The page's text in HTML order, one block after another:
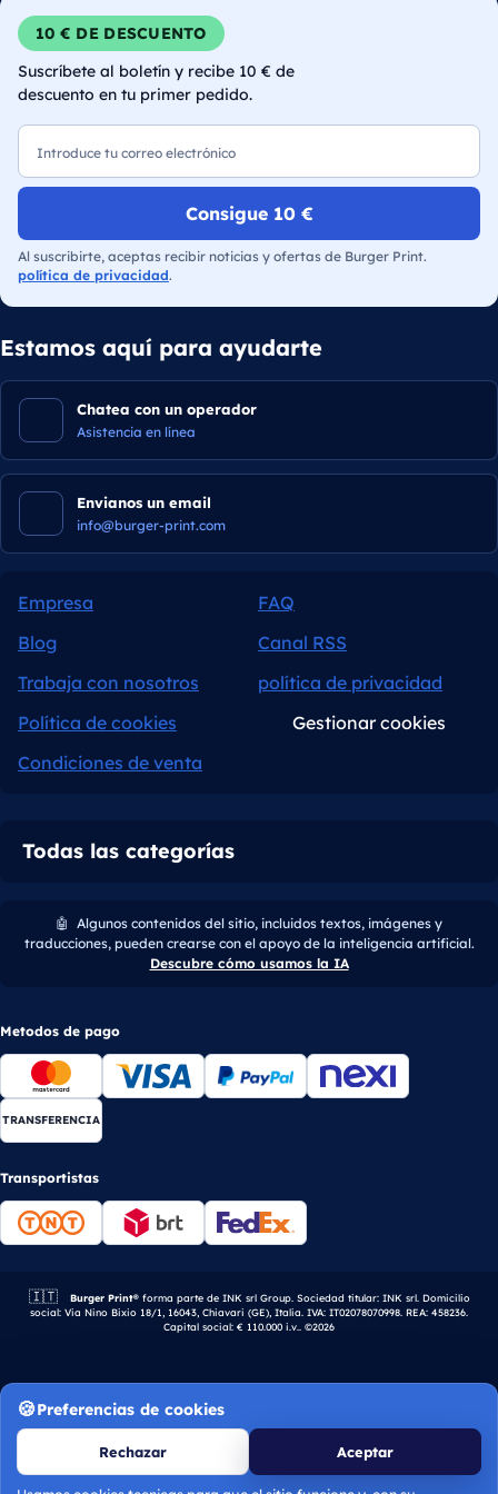
10 € DE DESCUENTO
Suscríbete al boletín y recibe 10 € de
descuento en tu primer pedido.
Consigue 10 €
Al suscribirte, aceptas recibir noticias y ofertas de Burger Print.
política de privacidad.
Estamos aquí para ayudarte
Chatea con un operador
Asistencia en línea
Envianos un email
info@burger-print.com
Empresa
FAQ
Blog
Canal RSS
Trabaja con nosotros
política de privacidad
Política de cookies
Gestionar cookies
Condiciones de venta
Todas las categorías
🤖 Algunos contenidos del sitio, incluidos textos, imágenes y
traducciones, pueden crearse con el apoyo de la inteligencia artificial.
Descubre cómo usamos la IA
Metodos de pago
TRANSFERENCIA
Transportistas
🇮🇹 Empresa italiana.
Burger Print®forma parte de INK srl Group. Sociedad titular: INK srl. Domicilio
social: Via Nino Bixio 18/1, 16043, Chiavari (GE), Italia. IVA: IT02078070998. REA: 458236.
Capital social: € 110.000 i.v.. ©2026
Preferencias de cookies
Rechazar Aceptar